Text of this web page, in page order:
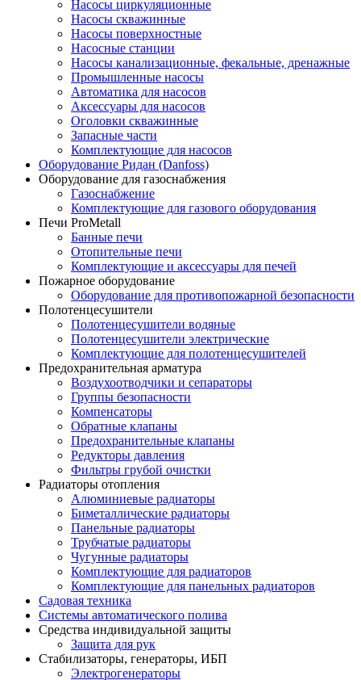
Насосы циркуляционные
Насосы скважинные
Насосы поверхностные
Насосные станции
Насосы канализационные, фекальные, дренажные
Промышленные насосы
Автоматика для насосов
Аксессуары для насосов
Оголовки скважинные
Запасные части
Комплектующие для насосов
Оборудование Ридан (Danfoss)
Оборудование для газоснабжения
Газоснабжение
Комплектующие для газового оборудования
Печи ProMetall
Банные печи
Отопительные печи
Комплектующие и аксессуары для печей
Пожарное оборудование
Оборудование для противопожарной безопасности
Полотенцесушители
Полотенцесушители водяные
Полотенцесушители электрические
Комплектующие для полотенцесушителей
Предохранительная арматура
Воздухоотводчики и сепараторы
Группы безопасности
Компенсаторы
Обратные клапаны
Предохранительные клапаны
Редукторы давления
Фильтры грубой очистки
Радиаторы отопления
Алюминиевые радиаторы
Биметаллические радиаторы
Панельные радиаторы
Трубчатые радиаторы
Чугунные радиаторы
Комплектующие для радиаторов
Комплектующие для панельных радиаторов
Садовая техника
Системы автоматического полива
Средства индивидуальной защиты
Защита для рук
Стабилизаторы, генераторы, ИБП
Электрогенераторы